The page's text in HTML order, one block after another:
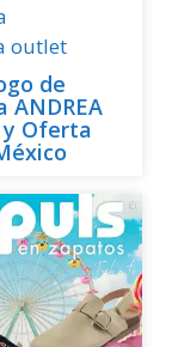
outlet
de
ANDREA
y Oferta